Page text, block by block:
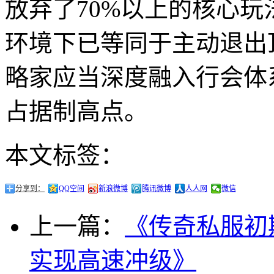
放弃了70%以上的核心
环境下已等同于主动退
略家应当深度融入行会
占据制高点。
本文标签：
分享到： QQ空间 新浪微博 腾讯微博 人人网 微信
上一篇：
《传奇私服
实现高速冲级》